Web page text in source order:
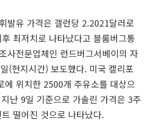
발유 가격은 갤런당 2.2021달러로
최저치로 나타났다고 블룸버그통
사전문업체인 런드버그서베이의 자
(현지시간) 보도했다. 미국 캘리포
에 위치한 2500개 주유소를 대상으
난 9일 기준으로 가솔린 가격은 3주
떨어진 것으로 나타났다.